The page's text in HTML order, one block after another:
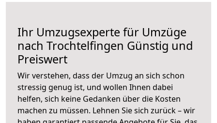
Ihr Umzugsexperte für Umzüge
nach Trochtelfingen Günstig und
Preiswert
Wir verstehen, dass der Umzug an sich schon
stressig genug ist, und wollen Ihnen dabei
helfen, sich keine Gedanken über die Kosten
machen zu müssen. Lehnen Sie sich zurück – wir